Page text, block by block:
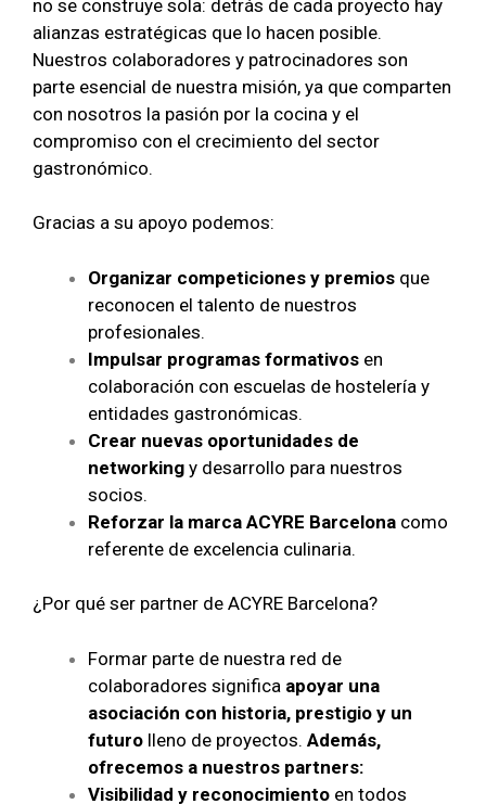
no se construye sola: detrás de cada proyecto hay
alianzas estratégicas que lo hacen posible.
Nuestros colaboradores y patrocinadores son
parte esencial de nuestra misión, ya que comparten
con nosotros la pasión por la cocina y el
compromiso con el crecimiento del sector
gastronómico.
Gracias a su apoyo podemos:
Organizar competiciones y premios que
reconocen el talento de nuestros
profesionales.
Impulsar programas formativos en
colaboración con escuelas de hostelería y
entidades gastronómicas.
Crear nuevas oportunidades de
networking y desarrollo para nuestros
socios.
Reforzar la marca ACYRE Barcelona como
referente de excelencia culinaria.
¿Por qué ser partner de ACYRE Barcelona?
Formar parte de nuestra red de
colaboradores significa apoyar una
asociación con historia, prestigio y un
futuro lleno de proyectos. Además,
ofrecemos a nuestros partners:
Visibilidad y reconocimiento en todos